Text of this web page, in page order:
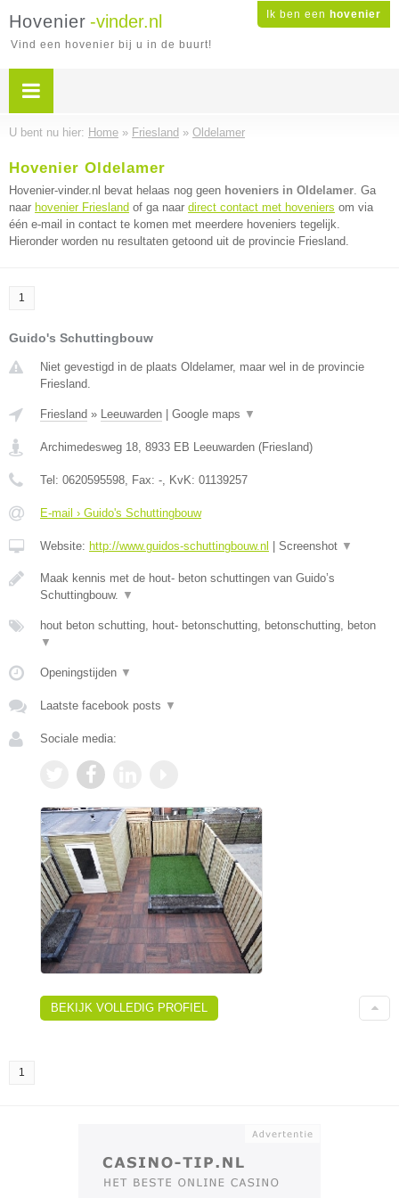
Ik ben een hovenier
Hovenier -vinder.nl
Vind een hovenier bij u in de buurt!
U bent nu hier: Home » Friesland » Oldelamer
Hovenier Oldelamer
Hovenier-vinder.nl bevat helaas nog geen hoveniers in Oldelamer. Ga
naar hovenier Friesland of ga naar direct contact met hoveniers om via
één e-mail in contact te komen met meerdere hoveniers tegelijk.
Hieronder worden nu resultaten getoond uit de provincie Friesland.
1
Guido's Schuttingbouw
Niet gevestigd in de plaats Oldelamer, maar wel in de provincie
Friesland.
Friesland » Leeuwarden Google maps ▼
Archimedesweg 18, 8933 EB Leeuwarden (Friesland)
Tel: 0620595598, Fax: -, KvK: 01139257
E-mail › Guido's Schuttingbouw
Website: http://www.guidos-schuttingbouw.nl Screenshot ▼
Maak kennis met de hout- beton schuttingen van Guido’s
Schuttingbouw. ▼
hout beton schutting, hout- betonschutting, betonschutting, beton
▼
Openingstijden ▼
Laatste facebook posts ▼
Sociale media:
BEKIJK VOLLEDIG PROFIEL
1